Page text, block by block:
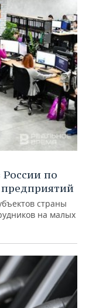
России по
предприятий
страны
на малых